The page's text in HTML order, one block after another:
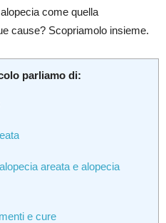
come quella
cause? Scopriamolo insieme.
parliamo di:
areata e alopecia
e cure